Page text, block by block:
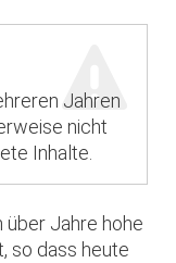
Jahren
nicht
Inhalte.
über Jahre hohe
so dass heute